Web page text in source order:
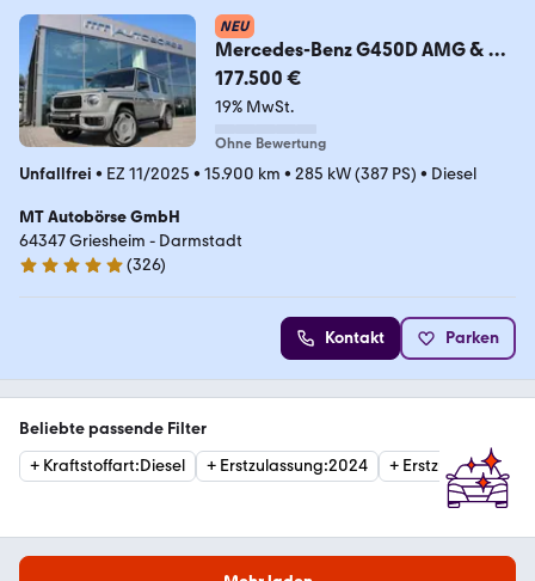
NEU
Mercedes-Benz G450D AMG & G
63-STYLE #AHK #SUPERIOR #TV
#22"
177.500 €
19% MwSt.
Ohne Bewertung
Unfallfrei • EZ 11/2025 • 15.900 km • 285 kW (387 PS) • Diesel
MT Autobörse GmbH
64347 Griesheim - Darmstadt
4.9 Sterne
(326)
Kontakt Parken
Beliebte passende Filter
+ Kraftstoffart:Diesel + Erstzulassung:2024 + Erstzulassung